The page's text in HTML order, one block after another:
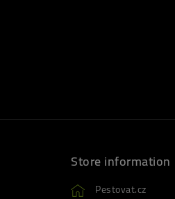
Store information
Pestovat.cz